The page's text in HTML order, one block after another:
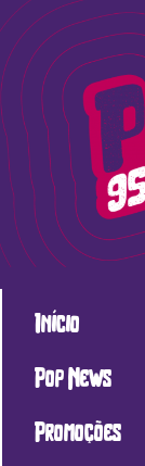
Início
Pop News
Promoções